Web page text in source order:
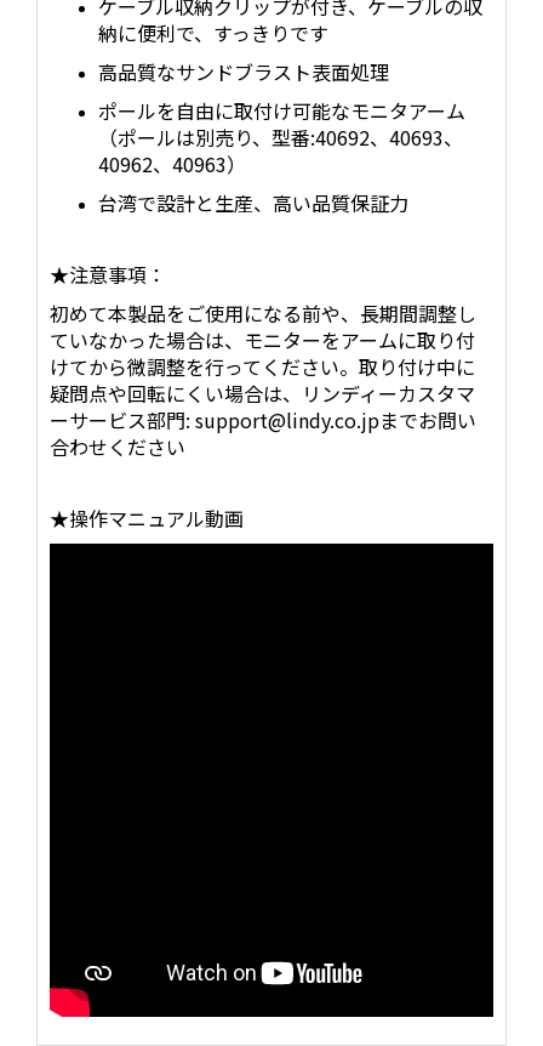
ケーブル収納クリップが付き、ケーブルの収
納に便利で、すっきりです
高品質なサンドブラスト表面処理
ポールを自由に取付け可能なモニタアーム
（ポールは別売り、型番:40692、40693、
40962、40963）
台湾で設計と生産、高い品質保証力
​★注意事項：
初めて本製品をご使用になる前や、長期間調整し
ていなかった場合は、モニターをアームに取り付
けてから微調整を行ってください。取り付け中に
疑問点や回転にくい場合は、リンディーカスタマ
ーサービス部門: support@lindy.co.jpまでお問い
合わせください
★操作マニュアル動画